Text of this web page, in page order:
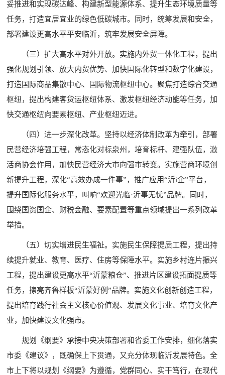
妥推进和实现碳达峰、构建新型能源体系、提升生态环境质量等
任务，打造宜居宜业的绿色低碳城市。同时，统筹发展和安全，
部署建设更高水平平安临沂，筑牢发展安全屏障。
（三）扩大高水平对外开放。实施内外贸一体化工程，提出
强化规划引领、放大内贸优势、加快国际化转型和数字化建设，
打造国际商品集散中心、国际物流枢纽中心。聚焦打造综合交通
枢纽，提出构建客货运枢纽体系、激发枢纽经济动能等任务，加
快交通枢纽向要素枢纽、产业枢纽迈进。
（四）进一步深化改革。坚持以经济体制改革为牵引，部署
民营经济培强工程，常态化对标泉州，培育标杆、建强队伍，激
活商协会作用，加快民营经济大市向强市转变。实施营商环境创
新提升工程，深化“高效办成一件事”，推广应用“沂i企”平台，
提升国际化服务水平，叫响“欢迎光临·沂事无忧”品牌。同时，
围绕国资国企、财税金融、要素配置等重点领域提出一系列改革
举措。
（五）切实增进民生福祉。实施民生保障提质工程，提出持
续提升就业、教育、医疗、住房等保障水平。实施乡村连片振兴
工程，提出建设更高水平“沂蒙粮仓”、推进片区建设拓面提质等
任务，擦亮齐鲁样板“沂蒙好例”品牌。实施文化创新创造工程，
提出培育践行社会主义核心价值观、发展文化事业、培育文化产
业，加快建设文化强市。
规划《纲要》承接中央决策部署和省委工作安排，细化落实
市委《建议》，既确保上下贯通，又充分体现临沂发展特色。全
市上下将以规划《纲要》为遵循，党群同心、实干笃行，在现代